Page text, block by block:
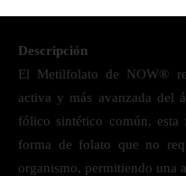
Descripción
El Metilfolato de NOW®
activa y más avanzada del
fólico sintético común,
forma de folato que no
organismo, permitiendo una